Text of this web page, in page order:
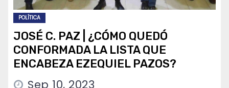
POLÍTICA
JOSÉ C. PAZ | ¿CÓMO QUEDÓ
CONFORMADA LA LISTA QUE
ENCABEZA EZEQUIEL PAZOS?
Sep 10, 2023